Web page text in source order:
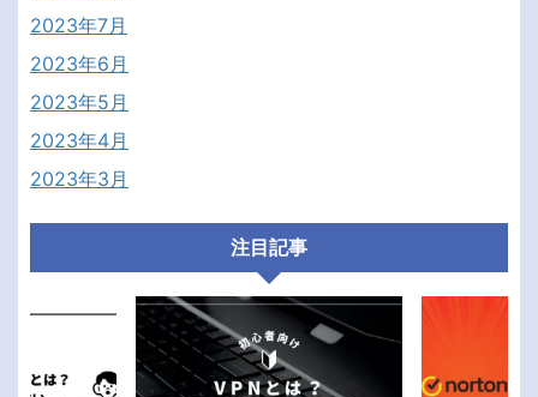
2023年7月
2023年6月
2023年5月
2023年4月
2023年3月
注目記事